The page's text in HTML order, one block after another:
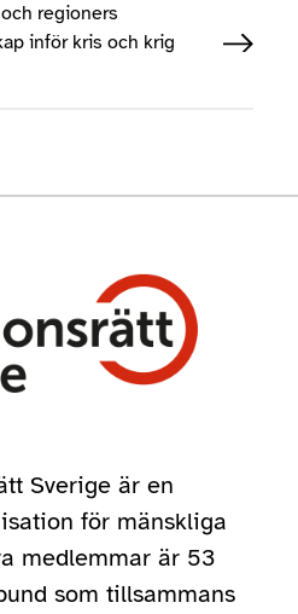
regioners
inför kris och krig
Sverige är en
för mänskliga
medlemmar är 53
som tillsammans